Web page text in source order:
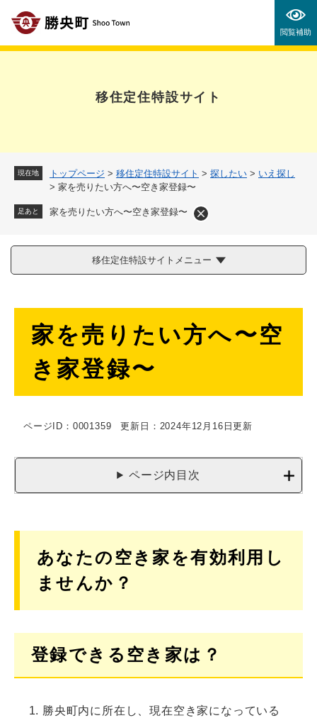
の
閲覧補助
移住定住特設サイト
現在地 トップページ > 移住定住特設サイト > 探したい > いえ探し
> 家を売りたい方へ〜空き家登録〜
足あと 家を売りたい方へ〜空き家登録〜
移住定住特設サイトメニュー
家を売りたい方へ〜空
き家登録〜
ページID：0001359 更新日：2024年12月16日更新
ページ内目次
あなたの空き家を有効利用し
ませんか？
登録できる空き家は？
勝央町内に所在し、現在空き家になっている